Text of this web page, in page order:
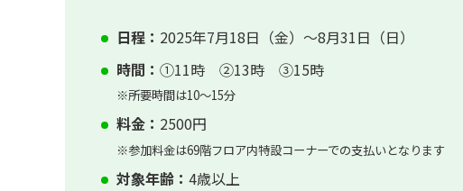
日程： 2025年7月18日（金）～8月31日（日）
時間： ①11時 ②13時 ③15時
※所要時間は10～15分
料金： 2500円
※参加料金は69階フロア内特設コーナーでの支払いとなります
対象年齢： 4歳以上